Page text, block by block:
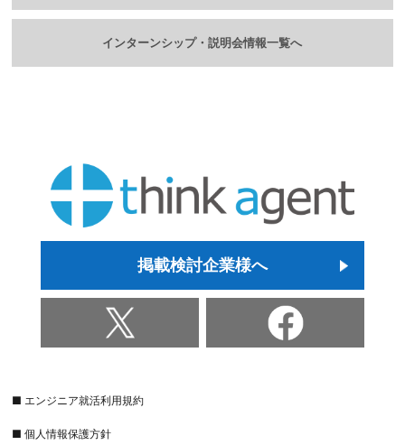
インターンシップ・説明会情報一覧へ
掲載検討企業様へ
■ エンジニア就活利用規約
■ 個人情報保護方針